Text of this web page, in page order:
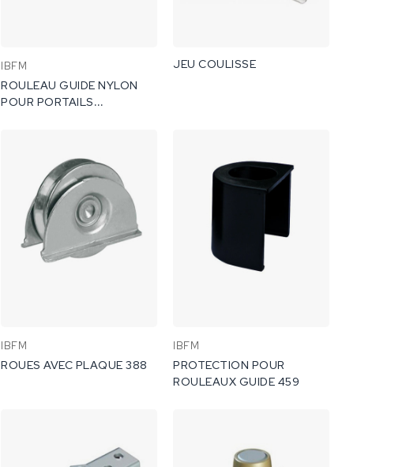
IBFM
ROULEAU GUIDE NYLON
POUR PORTAILS
JEU COULISSE
IBFM
ROUES AVEC PLAQUE 388
IBFM
PROTECTION POUR
ROULEAUX GUIDE 459